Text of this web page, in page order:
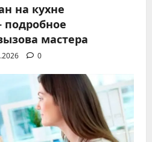
на кухне
подробное
мастера
0